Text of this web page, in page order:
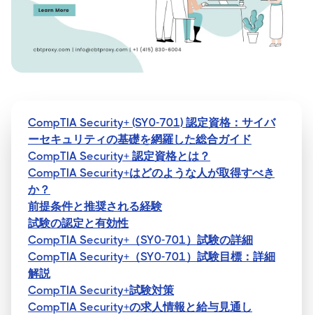
CompTIA Security+ (SY0-701) 認定資格：サイバ
ーセキュリティの基礎を網羅した総合ガイド
CompTIA Security+ 認定資格とは？
CompTIA Security+はどのような人が取得すべき
か？
前提条件と推奨される経験
試験の認定と有効性
CompTIA Security+（SY0-701）試験の詳細
CompTIA Security+（SY0-701）試験目標：詳細
解説
CompTIA Security+試験対策
CompTIA Security+の求人情報と給与見通し